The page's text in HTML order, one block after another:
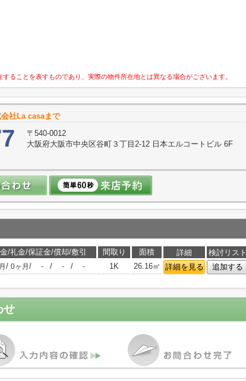
ることを表すものであり、実際の物件所在地とは異なる場合がございます。
社La casaまで
〒540-0012
大阪府大阪市中央区谷町３丁目2-12 日本エルコートビル 6F
/礼金/保証金/償却/敷引 間取り 面積 詳細
検討リスト
/ 0ヶ月 / - / - / - 1K 26.16㎡ 詳細を見る 追加する
せ